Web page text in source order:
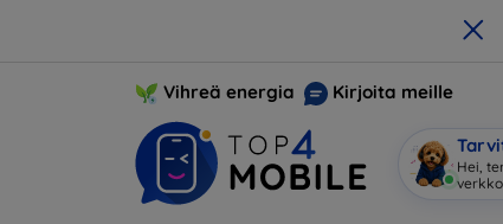
×
Vihreä energia Kirjoita meille
Hei,